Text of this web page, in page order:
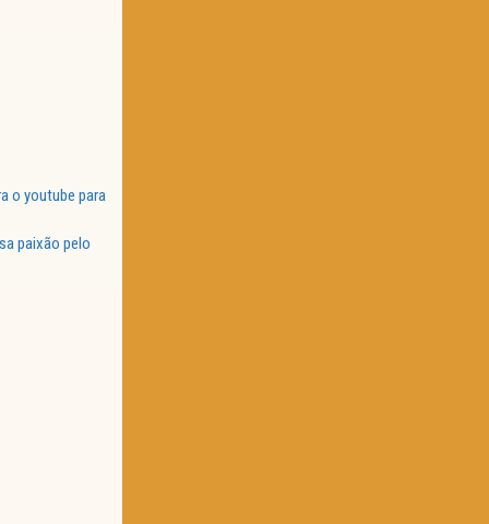
o youtube para
paixão pelo